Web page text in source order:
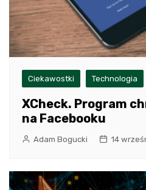
Ciekawostki Technologia
XCheck. Program
na Facebooku
Adam Bogucki 14